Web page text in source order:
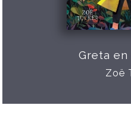
Greta en
Zoë